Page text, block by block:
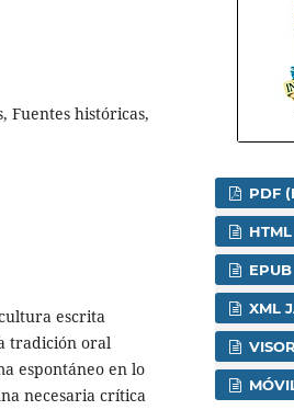
Fuentes históricas,
escrita
tradición oral
espontáneo en lo
necesaria crítica
PDF
HTML
EPUB
XML